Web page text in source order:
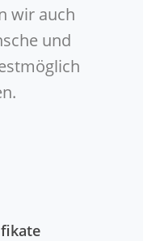
wir auch
und